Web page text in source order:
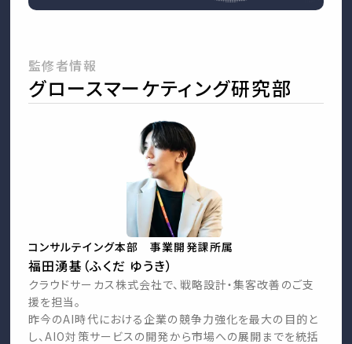
監修者情報
グロースマーケティング研究部
コンサルテイング本部 事業開発課所属
福田湧基（ふくだ ゆうき）
クラウドサーカス株式会社で、戦略設計・集客改善のご支
援を担当。
昨今のAI時代における企業の競争力強化を最大の目的と
し、AIO対策サービスの開発から市場への展開までを統括